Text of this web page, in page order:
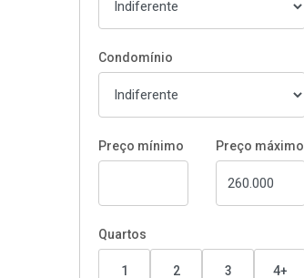
Condomínio
Preço mínimo Preço máximo
Quartos
1 2 3 4+